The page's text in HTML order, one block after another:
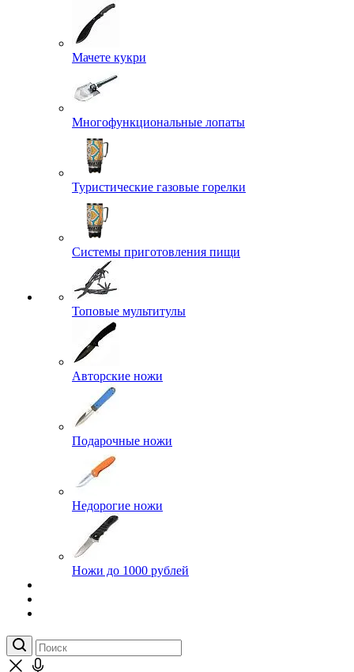
Мачете кукри
Многофункциональные лопаты
Туристические газовые горелки
Системы приготовления пищи
Топовые мультитулы
Авторские ножи
Подарочные ножи
Недорогие ножи
Ножи до 1000 рублей